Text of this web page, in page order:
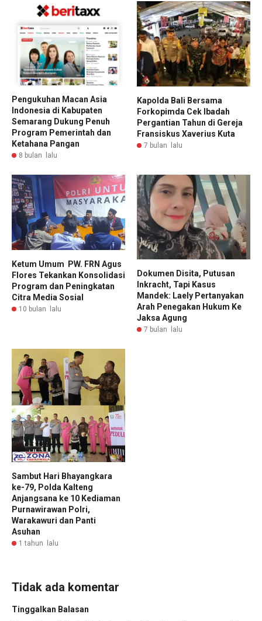
Pengukuhan Macan Asia
Indonesia di Kabupaten
Semarang Dukung Penuh
Program Pemerintah dan
Ketahana Pangan
8 bulan lalu
Kapolda Bali Bersama
Forkopimda Cek Ibadah
Pergantian Tahun di Gereja
Fransiskus Xaverius Kuta
7 bulan lalu
Ketum Umum PW. FRN Agus
Flores Tekankan Konsolidasi
Program dan Peningkatan
Citra Media Sosial
10 bulan lalu
Dokumen Disita, Putusan
Inkracht, Tapi Kasus
Mandek: Laely Pertanyakan
Arah Penegakan Hukum Ke
Jaksa Agung
7 bulan lalu
Sambut Hari Bhayangkara
ke-79, Polda Kalteng
Anjangsana ke 10 Kediaman
Purnawirawan Polri,
Warakawuri dan Panti
Asuhan
1 tahun lalu
Tidak ada komentar
Tinggalkan Balasan